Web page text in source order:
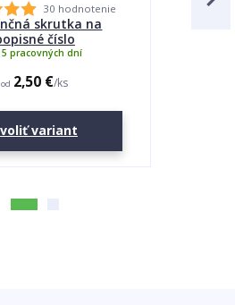
30 hodnotenie
skrutka na
číslo
od 2,50 €/ks
pracovných dní
variant